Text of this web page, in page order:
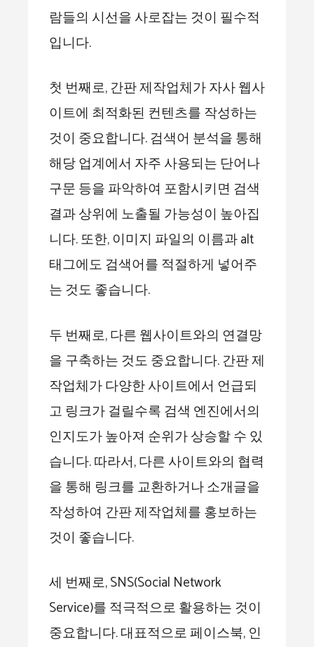
람들의 시선을 사로잡는 것이 필수적
입니다.
첫 번째로, 간판 제작업체가 자사 웹사
이트에 최적화된 컨텐츠를 작성하는
것이 중요합니다. 검색어 분석을 통해
해당 업계에서 자주 사용되는 단어나
구문 등을 파악하여 포함시키면 검색
결과 상위에 노출될 가능성이 높아집
니다. 또한, 이미지 파일의 이름과 alt
태그에도 검색어를 적절하게 넣어주
는 것도 좋습니다.
두 번째로, 다른 웹사이트와의 연결망
을 구축하는 것도 중요합니다. 간판 제
작업체가 다양한 사이트에서 언급되
고 링크가 걸릴수록 검색 엔진에서의
인지도가 높아져 순위가 상승할 수 있
습니다. 따라서, 다른 사이트와의 협력
을 통해 링크를 교환하거나 소개글을
작성하여 간판 제작업체를 홍보하는
것이 좋습니다.
세 번째로, SNS(Social Network
Service)를 적극적으로 활용하는 것이
중요합니다. 대표적으로 페이스북, 인